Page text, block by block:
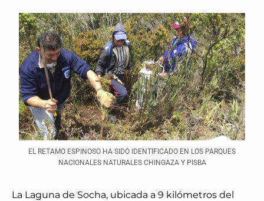
EL RETAMO ESPINOSO HA SIDO IDENTIFICADO EN LOS PARQUES
NACIONALES NATURALES CHINGAZA Y PISBA
La Laguna de Socha, ubicada a 9 kilómetros del